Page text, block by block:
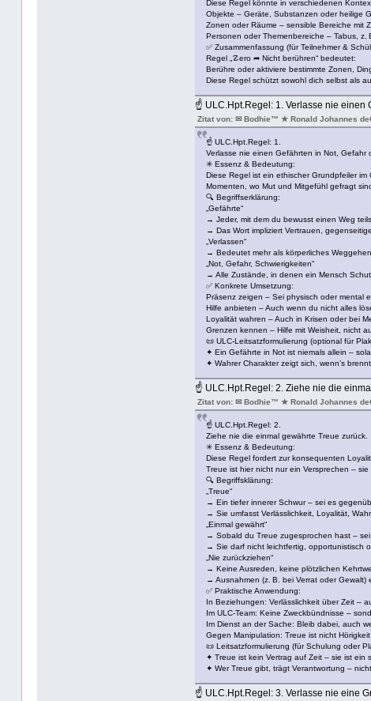
Diese Regel könnte in verschiedenen
Objekte – Geräte, Substanzen oder heilige
Zonen oder Räume – sensible Bereiche mit
Personen oder Themenbereiche – Tabus,
✅ Zusammenfassung (für Teilnehmer &
Regel „☡ero ➦ Nicht berühren“ bedeutet:
Berühre oder aktiviere bestimmte Zonen,
Diese Regel schützt sowohl dich selbst als
☝ ULC.Hpt.Regel: 1. Verlasse nie einen
Zitat von: ✉ Bodhie™ ★ Ronald Johannes
☝ ULC.Hpt.Regel: 1.
Verlasse nie einen Gefährten in Not, Gefahr
✳ Essenz & Bedeutung:
Diese Regel ist ein ethischer Grundpfeiler
Momenten, wo Mut und Mitgefühl gefragt
🔍 Begriffserklärung:
„Gefährte“
→ Jeder, mit dem du bewusst einen Weg
→ Das Wort impliziert Vertrauen,
„Verlassen“
→ Bedeutet mehr als körperliches
„Not, Gefahr, Schwierigkeiten“
→ Alle Zustände, in denen ein Mensch
✅ Konkrete Umsetzung:
Präsenz zeigen – Sei physisch oder mental
Hilfe anbieten – Auch wenn du nicht alles
Loyalität wahren – Auch in Krisen oder bei
Grenzen kennen – Hilfe mit Weisheit, nicht
📜 ULC-Leitsatzformulierung (optional für
✦ Ein Gefährte in Not ist niemals allein –
✦ Wahrer Charakter zeigt sich, wenn’s
☝ ULC.Hpt.Regel: 2. Ziehe nie die
Zitat von: ✉ Bodhie™ ★ Ronald Johannes
☝ ULC.Hpt.Regel: 2.
Ziehe nie die einmal gewährte Treue zurück.
✳ Essenz & Bedeutung:
Diese Regel fordert zur konsequenten
Treue ist hier nicht nur ein Versprechen – sie
🔍 Begriffsklärung:
„Treue“
→ Ein tiefer innerer Schwur – sei es
→ Sie umfasst Verlässlichkeit, Loyalität,
„Einmal gewährt“
→ Sobald du Treue zugesprochen hast –
→ Sie darf nicht leichtfertig, opportunistisch
„Nie zurückziehen“
→ Keine Ausreden, keine plötzlichen
→ Ausnahmen (z. B. bei Verrat oder Gewalt)
✅ Praktische Anwendung:
In Beziehungen: Verlässlichkeit über Zeit –
Im ULC-Team: Keine Zweckbündnisse –
Im Dienst an der Sache: Bleib dabei, auch
Gegen Manipulation: Treue ist nicht
📜 Leitsatzformulierung (für Schulung oder
✦ Treue ist kein Vertrag auf Zeit – sie ist ein
✦ Wer Treue gibt, trägt Verantwortung –
☝ ULC.Hpt.Regel: 3. Verlasse nie eine